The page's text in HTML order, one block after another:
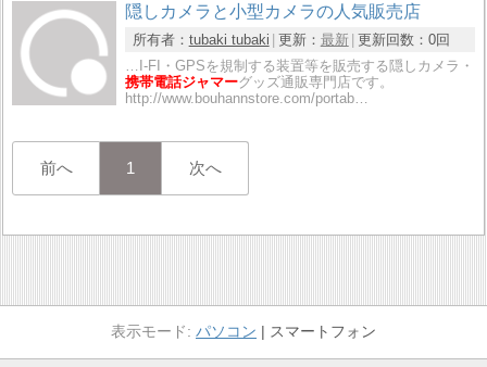
隠しカメラと小型カメラの人気販売店
所有者： tubaki tubaki 更新： 最新 更新回数： 0回
…I-FI・GPSを規制する装置等を販売する隠しカメラ・
携帯電話ジャマーグッズ通販専門店です。
http://www.bouhannstore.com/portab…
前へ 1 次へ
パソコン スマートフォン